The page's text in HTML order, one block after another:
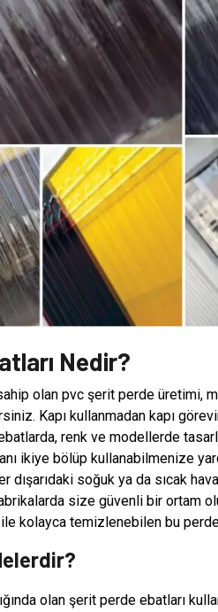
Nedir?
sahip olan pvc şerit perde
Kapı kullanmadan kapı
renk ve modellerde
ikiye bölüp kullanabilmenize
dışarıdaki soğuk ya da sıcak
size güvenli bir ortam
kolayca temizlenebilen bu
olan şerit perde ebatları